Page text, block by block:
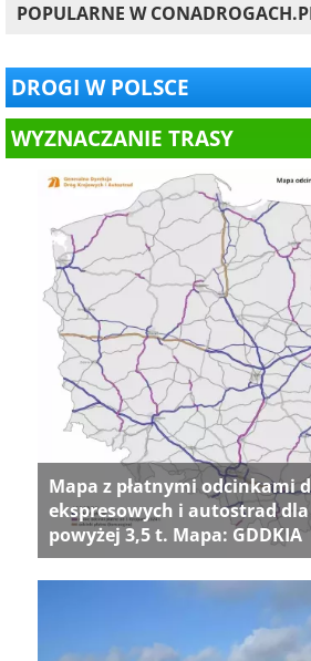
POPULARNE W
DROGI W POLSCE
WYZNACZANIE TRASY
Mapa z płatnymi odcinkami
ekspresowych i autostrad
powyżej 3,5 t. Mapa: GDDKIA